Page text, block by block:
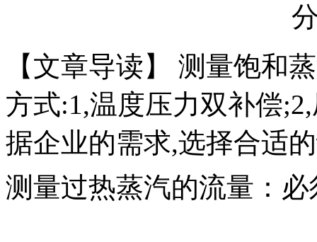
【文章导读】 ​测量饱和
方式:1,温度压力双补偿
据企业的需求,选择合适
测量过热蒸汽的流量：